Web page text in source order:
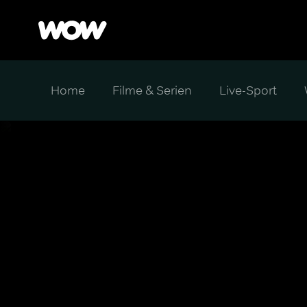
Home Filme & Serien Live-Sport